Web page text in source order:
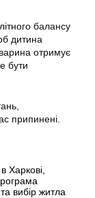
балансу
дитина
отримує
бути
припинені.
Харкові,
вибір житла